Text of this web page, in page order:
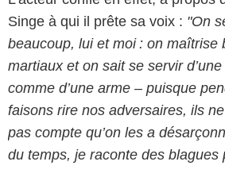
Singe à qui il prête sa voix : "On
beaucoup, lui et moi : on maîtrise
martiaux et on sait se servir
comme d’une arme – puisque
faisons rire nos adversaires, ils
pas compte qu’on les a
du temps, je raconte des blagues